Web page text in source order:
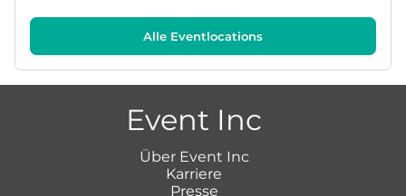
Alle Eventlocations
Event Inc
Über Event Inc
Karriere
Presse